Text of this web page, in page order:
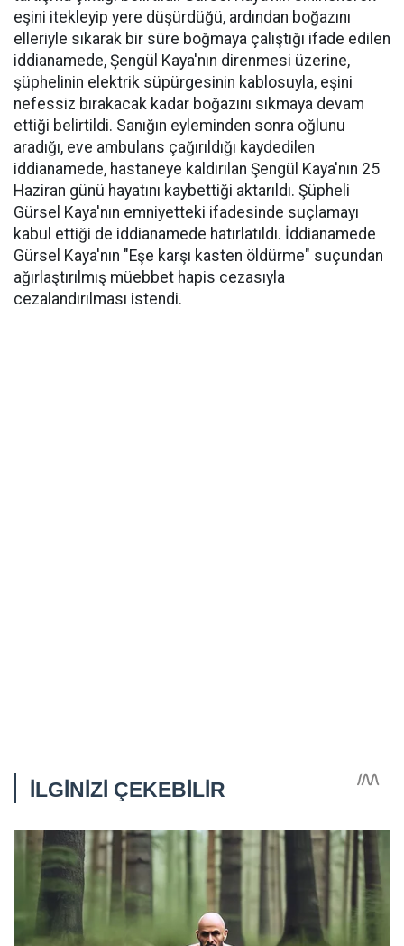
eşini itekleyip yere düşürdüğü, ardından boğazını
elleriyle sıkarak bir süre boğmaya çalıştığı ifade edilen
iddianamede, Şengül Kaya'nın direnmesi üzerine,
şüphelinin elektrik süpürgesinin kablosuyla, eşini
nefessiz bırakacak kadar boğazını sıkmaya devam
ettiği belirtildi. Sanığın eyleminden sonra oğlunu
aradığı, eve ambulans çağırıldığı kaydedilen
iddianamede, hastaneye kaldırılan Şengül Kaya'nın 25
Haziran günü hayatını kaybettiği aktarıldı. Şüpheli
Gürsel Kaya'nın emniyetteki ifadesinde suçlamayı
kabul ettiği de iddianamede hatırlatıldı. İddianamede
Gürsel Kaya'nın "Eşe karşı kasten öldürme" suçundan
ağırlaştırılmış müebbet hapis cezasıyla
cezalandırılması istendi.